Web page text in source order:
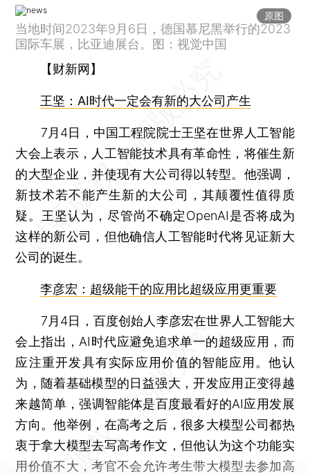
原图
当地时间2023年9月6日，德国慕尼黑举行的2023
国际车展，比亚迪展台。图：视觉中国
【财新网】
王坚：AI时代一定会有新的大公司产生
7月4日，中国工程院院士王坚在世界人工智能
大会上表示，人工智能技术具有革命性，将催生新
的大型企业，并使现有大公司得以转型。他强调，
新技术若不能产生新的大公司，其颠覆性值得质
疑。王坚认为，尽管尚不确定OpenAI是否将成为
这样的新公司，但他确信人工智能时代将见证新大
公司的诞生。
李彦宏：超级能干的应用比超级应用更重要
7月4日，百度创始人李彦宏在世界人工智能大
会上指出，AI时代应避免追求单一的超级应用，而
应注重开发具有实际应用价值的智能应用。他认
为，随着基础模型的日益强大，开发应用正变得越
来越简单，强调智能体是百度最看好的AI应用发展
方向。他举例，在高考之后，很多大模型公司都热
衷于拿大模型去写高考作文，但他认为这个功能实
用价值不大，考官不会允许考生带大模型去参加高